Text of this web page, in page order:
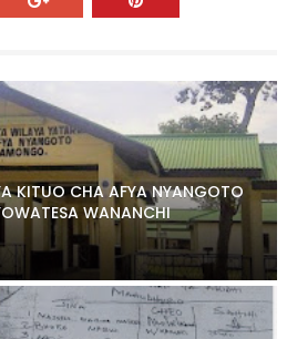
KITUO CHA AFYA NYANGOTO
WANANCHI